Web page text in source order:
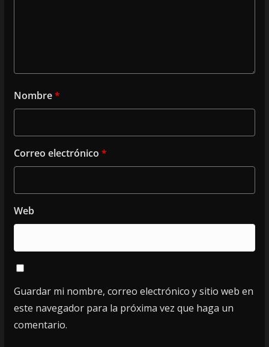
Nombre*
Correo electrónico *
Web
Guardar mi nombre, correo electrónico y sitio web en
este navegador para la próxima vez que haga un
comentario.